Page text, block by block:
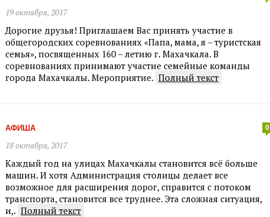
19 октября, 2017
Дорогие друзья! Приглашаем Вас принять участие в
общегородских соревнованиях «Папа, мама, я – туристская
семья», посвященных 160 – летию г. Махачкала. В
соревнованиях принимают участие семейные команды
города Махачкалы. Мероприятие. Полный текст
АФИША 0
18 октября, 2017
Каждый год на улицах Махачкалы становится всё больше
машин. И хотя Администрация столицы делает все
возможное для расширения дорог, справится с потоком
транспорта, становится все труднее. Эта сложная ситуация,
и,. Полный текст